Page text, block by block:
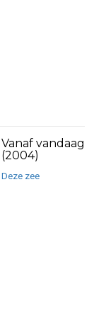
Vanaf vandaag
(2004)
Deze zee